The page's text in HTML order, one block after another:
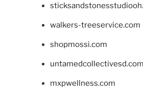
walkers-treeservice.com
shopmossi.com
untamedcollectivesd.com
mxpwellness.com